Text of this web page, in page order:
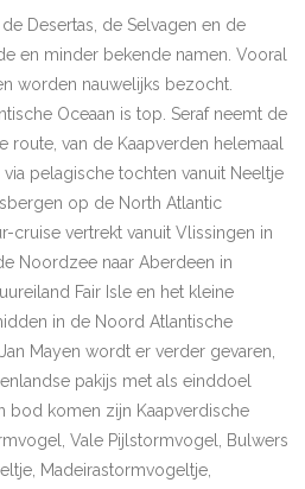
Desertas, de Selvagen en de
en minder bekende namen. Vooral
worden nauwelijks bezocht.
Oceaan is top. Seraf neemt de
van de Kaapverden helemaal
pelagische tochten vanuit Neeltje
op de North Atlantic
cruise vertrekt vanuit Vlissingen in
Noordzee naar Aberdeen in
Fair Isle en het kleine
in de Noord Atlantische
Mayen wordt er verder gevaren,
pakijs met als einddoel
bod komen zijn Kaapverdische
Vale Pijlstormvogel, Bulwers
Madeirastormvogeltje,